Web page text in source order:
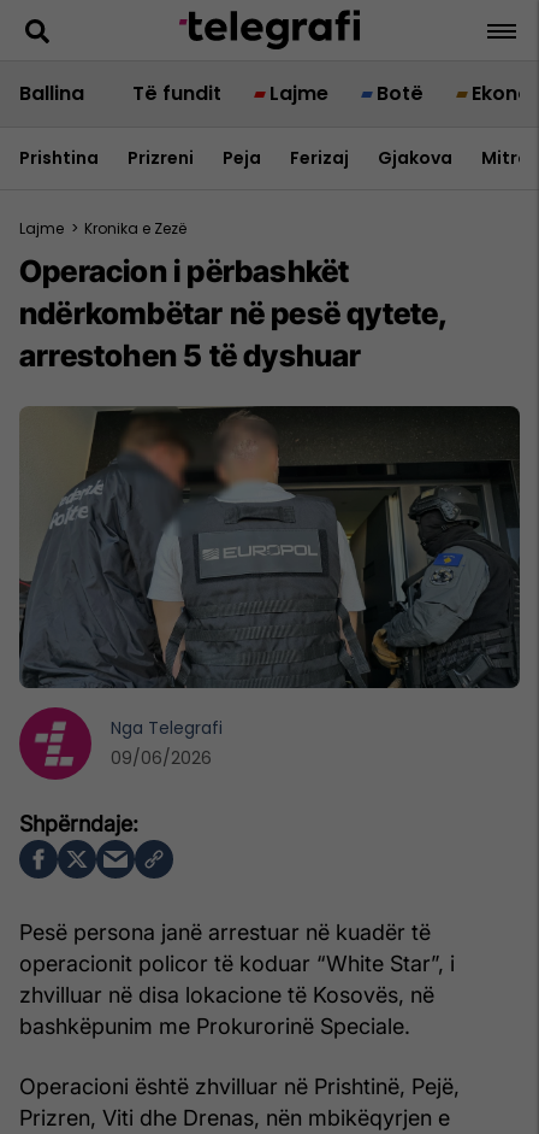
Ballina Të fundit Lajme Botë
Prishtina Prizreni Peja Ferizaj Gjakova
Lajme > Kronika e Zezë
Operacion i përbashkët
ndërkombëtar në pesë qytete,
arrestohen 5 të dyshuar
Pesë persona janë arrestuar në kuadër të
operacionit policor të koduar “White Star”, i
zhvilluar në disa lokacione të Kosovës, në
bashkëpunim me Prokurorinë Speciale.
Operacioni është zhvilluar në Prishtinë, Pejë,
Prizren, Viti dhe Drenas, nën mbikëqyrjen e
Nga Telegrafi
09/06/2026